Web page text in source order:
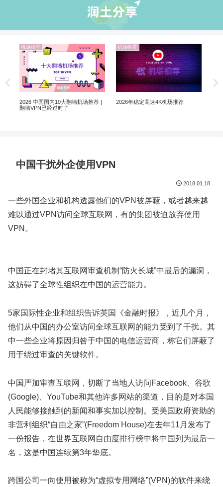
业界资讯
5个购买美区Apple ID 和小火箭翻墙
软件的网站推荐
业界资讯
ChatGPT 国内怎么注册使用？解锁
ChatGPT 注册的机场VPN推荐
中国干扰外企使用VPN
2018.01.18
一些外国企业和机构透露他们的VPN被屏蔽，或者越来越
难以通过VPN访问全球互联网，有的集团被迫放弃使用
VPN。
中国正在封堵其互联网审查机制“防火长城”中最后的漏洞，
这妨碍了全球性组织在中国的运营能力。
5家国际性企业和组织告诉英国《金融时报》，近几个月，
他们从中国的办公室访问全球互联网的能力受到了干扰。其
中一些企业将原因归咎于中国的电信运营商，称它们屏蔽了
用于绕过审查的关键软件。
中国严加审查互联网，切断了当地人访问Facebook、谷歌
(Google)、YouTube和其他许多网站的渠道，目的是对本国
人民能够接触到的新闻和事实加以控制。受美国政府资助的
非营利组织“自由之家”(Freedom House)在去年11月发布了
一份报告，在世界互联网自由度排行榜中将中国列为最后一
名，这是中国连续第3年垫底。
跨国公司一向使用被称为“虚拟专用网络”(VPN)的软件来绕